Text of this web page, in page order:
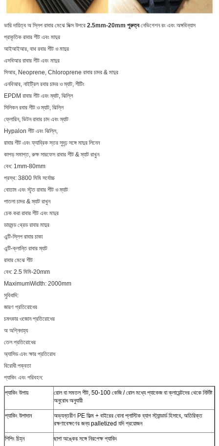
ভারি দায়িত্ব অ স্লিপ রাবার মেঝে মিক্স উপরে 2.5mm-20mm পুরুত্বনেভিগেশন রং এবং অঙ্গবিন্যাস
প্রাকৃতিক রাবার শীট এবং মাদুর
আইআইআর, বাথ রবার শীট ও মাদুর
এসবিআর রাবার শীট এবং মাদুর
সিআর, Neoprene, Chloroprene রাবার চাদর & মাদুর
এনবিআর, নাইট্রিল রবার চাদর ও ম্যাট, শীটিং
EPDM রাবার শীট এবং ম্যাট, ঝিল্লি
সিলিকন রবার শীট ও ম্যাট, ঝিল্লি
ফ্লোরিন, ভিটন রাবার চাদ এবং ম্যাট
Hypalon শীট এবং ঝিল্লি,
রাবার শীট এবং ফ্যাব্রিক স্তর সুদৃঢ় সঙ্গে মাদুর লিনেন
কাপড় সমাপ্ত, রুক্ষ সারফেস রাবার শীট & ম্যাট রাখুন
বেধ: 1mm-80mm
প্রস্থ: 3800 মিমি সর্বোচ্চ
বোতাম এবং স্টৃত রাবার শীট ও ম্যাট
পাতলা চাদর & ম্যাট রাখুন
চেক করা রাবার শীট এবং মাদুর
ডায়মন্ড থ্রেড রাবার মাদুর
এন্টি-স্লিপ রাবার চাকা
এন্টি-ক্লান্তি রাবার ম্যাট
রাবার মেঝে শীট
বেধ: 2.5 মিমি-20mm
MaximumWidth: 2000mm
সুবিধাদি:
জারণ প্রতিরোধের
চমৎকার ওজোন প্রতিরোধের
অ অগ্নিদাহ্য
তেল প্রতিরোধের
অ্যাসিড এবং ক্ষার প্রতিরোধ
বিরোধী পক্বতা
প্যাকিং এবং পরিবহন:
প্যাকিং উপায়
রোল বা সমতল শীট, 50-100 কেজি / রোল মধ্যে প্যাকেজ বা ক্লায়েন্টদের থেকে নির্দিষ্ট
অনুরোধ অনুযায়ী
প্যাকিং উপাদান
অভ্যন্তরীণ PE ফিল্ম + বাইরের বোনা প্লাস্টিক ব্যাগ স্ট্যান্ডার্ড হিসাবে, অতিরিক্ত
রক্ষণাবেক্ষণের জন্য palletized যদি প্রয়োজন
শিপিং চিহ্ন ছাপা অঙ্কের সঙ্গে নিরপেক্ষ প্যাকিং